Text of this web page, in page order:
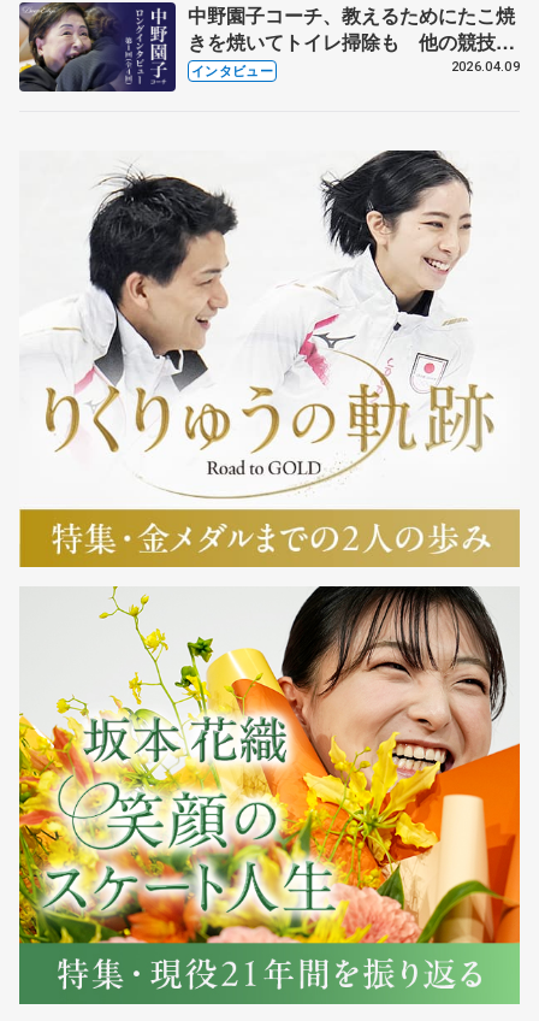
中野園子コーチ、教えるためにたこ焼
きを焼いてトイレ掃除も 他の競技に
も通用するという坂本花織の筋肉
インタビュー 2026.04.09